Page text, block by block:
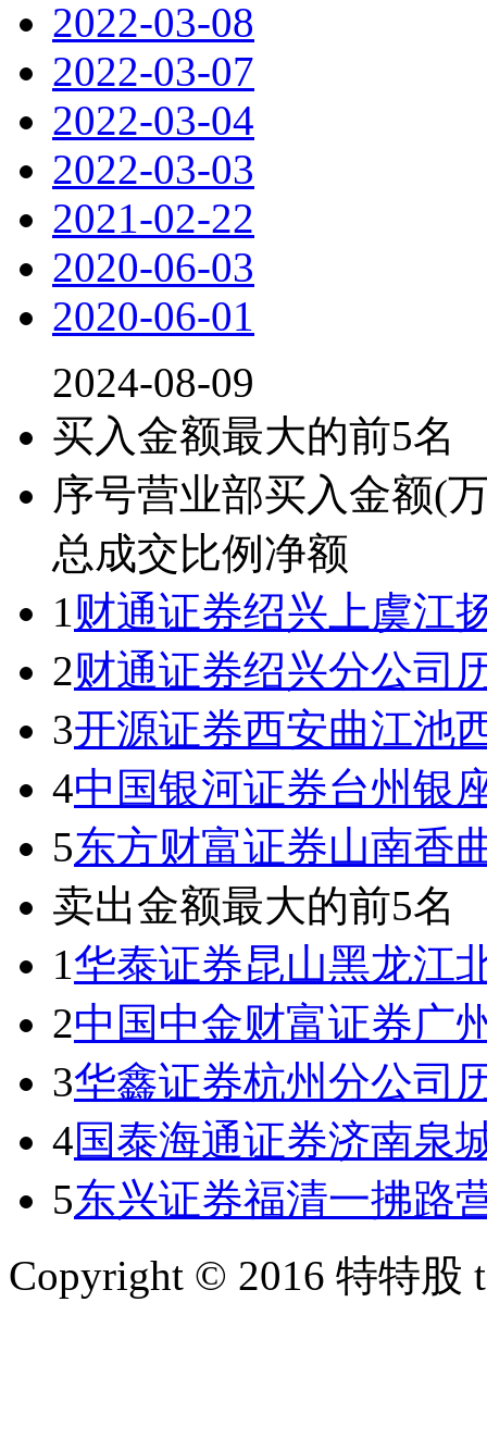
2022-03-08
2022-03-07
2022-03-04
2022-03-03
2021-02-22
2020-06-03
2020-06-01
2024-08-09
买入金额最大的前5名
序号营业部买入金额(
总成交比例 净额
1财通证券绍兴上虞江
2财通证券绍兴分公司
3开源证券西安曲江池
4中国银河证券台州银
5东方财富证券山南香
卖出金额最大的前5名
1华泰证券昆山黑龙江
2中国中金财富证券广
3华鑫证券杭州分公司
4国泰海通证券济南泉
5东兴证券福清一拂路
Copyright © 2016 特特股